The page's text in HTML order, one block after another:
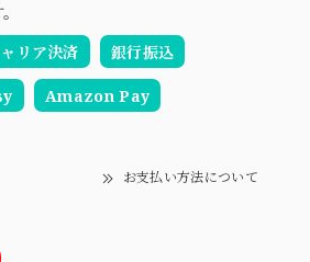
リア決済 銀行振込
Amazon Pay
お支払い方法について